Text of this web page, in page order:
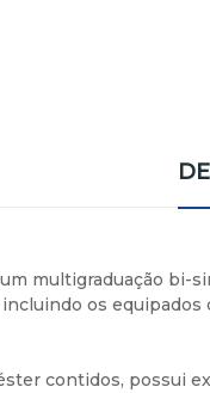
multigraduação bi-
os
contidos, possui